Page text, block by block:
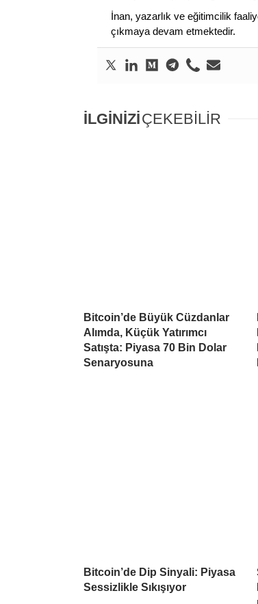
İnan, yazarlık ve eğitimcilik
çıkmaya devam etmektedir.
İLGİNİZİÇEKEBİLİR
Bitcoin’de Büyük Cüzdanlar
Alımda, Küçük Yatırımcı
Satışta: Piyasa 70 Bin Dolar
Senaryosuna
Bitcoin’de Dip Sinyali: Piyasa
Sessizlikle Sıkışıyor